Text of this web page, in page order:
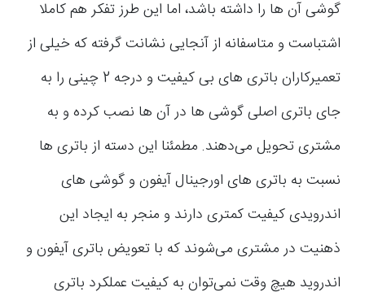
گوشی آن ها را داشته باشد، اما این طرز تفکر هم کاملا
اشتباست و متاسفانه از آنجایی نشانت گرفته که خیلی از
تعمیرکاران باتری های بی کیفیت و درجه 2 چینی را به
جای باتری اصلی گوشی ها در آن ها نصب کرده و به
مشتری تحویل می‌دهند. مطمئنا این دسته از باتری ها
نسبت به باتری های اورجینال آیفون و گوشی های
اندرویدی کیفیت کمتری دارند و منجر به ایجاد این
ذهنیت در مشتری می‌شوند که با تعویض باتری آیفون و
اندروید هیچ وقت نمی‌توان به کیفیت عملکرد باتری